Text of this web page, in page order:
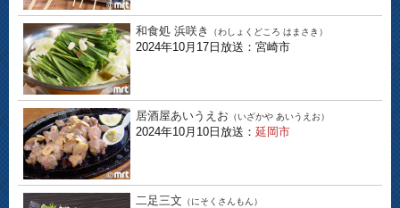
和食処 浜咲き （わしょくどころ はまさき）
2024年10月17日放送：宮崎市
居酒屋あいうえお （いざかや あいうえお）
2024年10月10日放送： 延岡市
二足三文 （にそくさんもん）